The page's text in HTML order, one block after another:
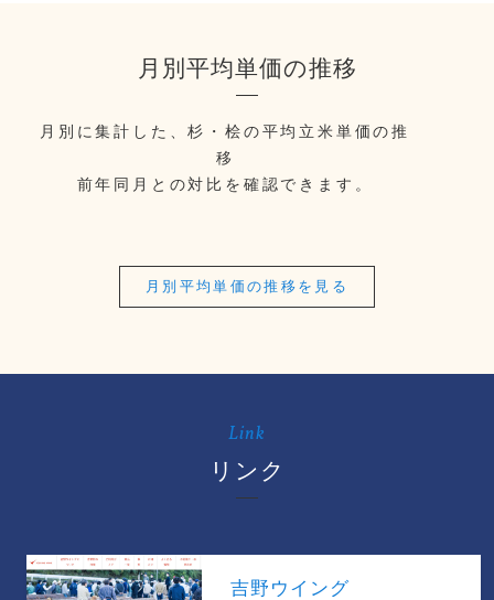
月別平均単価の推移
月別に集計した、杉・桧の平均立米単価の推
移
前年同月との対比を確認できます。
月別平均単価の推移を見る
Link
リンク
吉野ウイング